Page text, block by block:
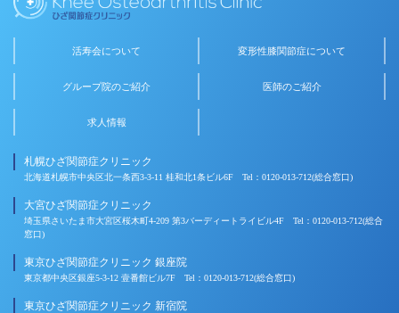
活寿会について 変形性膝関節症について
グループ院のご紹介 医師のご紹介
求人情報
札幌ひざ関節症クリニック
北海道札幌市中央区北一条西3-3-11 桂和北1条ビル6F Tel：0120-013-712(総合窓口)
大宮ひざ関節症クリニック
埼玉県さいたま市大宮区桜木町4-209 第3バーディートライビル4F Tel：0120-013-712(総合
窓口)
東京ひざ関節症クリニック 銀座院
東京都中央区銀座5-3-12 壹番館ビル7F Tel：0120-013-712(総合窓口)
東京ひざ関節症クリニック 新宿院